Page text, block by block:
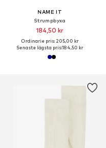
NAME IT
Strumpbyxa
184,50 kr
Ordinarie pris: 205,00 kr
Senaste lägsta pris:184,50 kr